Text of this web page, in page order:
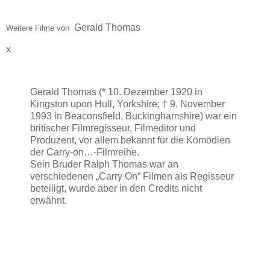
Weitere Filme von Gerald Thomas
x
Gerald Thomas (* 10. Dezember 1920 in
Kingston upon Hull, Yorkshire; † 9. November
1993 in Beaconsfield, Buckinghamshire) war ein
britischer Filmregisseur, Filmeditor und
Produzent, vor allem bekannt für die Komödien
der Carry-on…-Filmreihe.
Sein Bruder Ralph Thomas war an
verschiedenen „Carry On“ Filmen als Regisseur
beteiligt, wurde aber in den Credits nicht
erwähnt.